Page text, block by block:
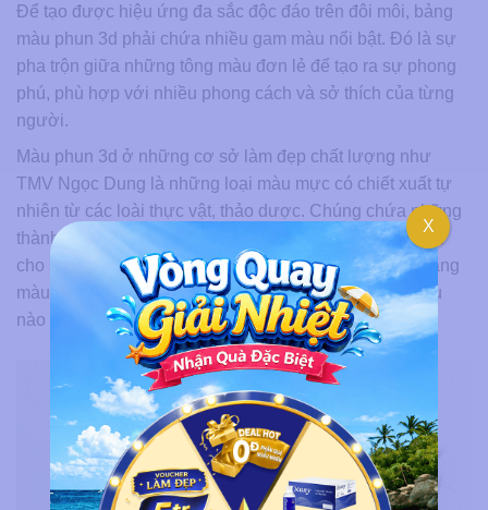
Để tạo được hiệu ứng đa sắc độc đáo trên đôi môi, bảng
màu phun 3d phải chứa nhiều gam màu nổi bật. Đó là sự
pha trộn giữa những tông màu đơn lẻ để tạo ra sự phong
phú, phù hợp với nhiều phong cách và sở thích của từng
người.
Màu phun 3d ở những cơ sở làm đẹp chất lượng như
TMV Ngọc Dung là những loại màu mực có chiết xuất tự
nhiên từ các loài thực vật, thảo dược. Chúng chứa những
thành phần lành tính, cung cấp nhiều dưỡng chất có lợi
cho sức khỏe của môi. Kéo xuống bên dưới để xem bảng
màu phun môi 3d hot nhất hiện nay có những tông màu
nào nhé.
X